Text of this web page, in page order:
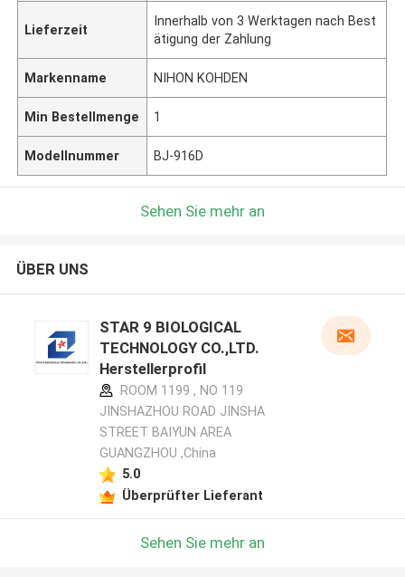
Lieferzeit
Innerhalb von 3 Werktagen nach Best
ätigung der Zahlung
Markenname NIHON KOHDEN
Min Bestellmenge 1
Modellnummer BJ-916D
Sehen Sie mehr an
ÜBER UNS
STAR 9 BIOLOGICAL
TECHNOLOGY CO.,LTD.
Herstellerprofil
ROOM 1199 , NO 119
JINSHAZHOU ROAD JINSHA
STREET BAIYUN AREA
GUANGZHOU ,China
5.0
Überprüfter Lieferant
Sehen Sie mehr an